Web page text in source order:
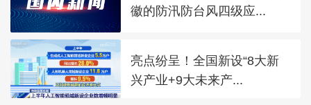
徽的防汛防台风四级应...
亮点纷呈！全国新设“8大新
兴产业+9大未来产...